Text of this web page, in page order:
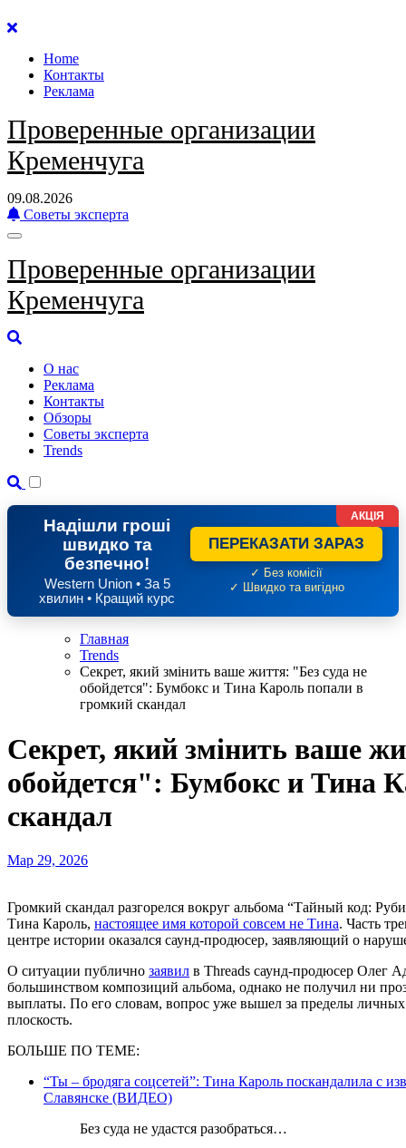
Перейти
содержанию
Home
Контакты
Реклама
Проверенные организации
Кременчуга
09.08.2026
Советы эксперта
Проверенные организации
Кременчуга
О нас
Реклама
Контакты
Обзоры
Советы эксперта
Trends
Надішли гроші
швидко та
безпечно!
Western Union • За 5
хвилин • Кращий курс
ПЕРЕКАЗАТИ ЗАРАЗ
✓ Без комісії
✓ Швидко та вигідно
АКЦІЯ
Главная
Trends
Секрет, який змінить ваше життя: "Без суда не
обойдется": Бумбокс и Тина Кароль попали в
громкий скандал
Секрет, який змінить ваше
обойдется": Бумбокс и Тина
скандал
Мар 29, 2026
Громкий скандал разгорелся вокруг альбома “Тайный код: Рубикон”, над которым работали группа Бумбокс и певица
Тина Кароль, настоящее имя которой совсем не Тина. Часть
центре истории оказался саунд-продюсер, заявляющий о
О ситуации публично заявил в Threads саунд-продюсер Олег
большинством композиций альбома, однако не получил ни
выплаты. По его словам, вопрос уже вышел за пределы
плоскость.
БОЛЬШЕ ПО ТЕМЕ:
“Ты – бродяга соцсетей”: Тина Кароль поскандалила с
Славянске (ВИДЕО)
Без суда не удастся разобраться…